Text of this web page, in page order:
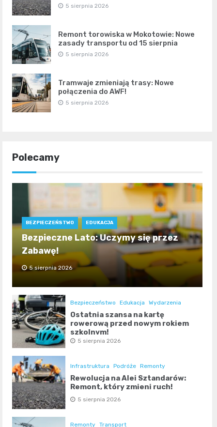
5 sierpnia 2026
Remont torowiska w Mokotowie: Nowe
zasady transportu od 15 sierpnia
5 sierpnia 2026
Tramwaje zmieniają trasy: Nowe
połączenia do AWF!
5 sierpnia 2026
Polecamy
BEZPIECZEŃSTWO EDUKACJA
Bezpieczne Lato: Uczymy się przez
Zabawę!
5 sierpnia 2026
Bezpieczeństwo Edukacja Wydarzenia
Ostatnia szansa na kartę
rowerową przed nowym rokiem
szkolnym!
5 sierpnia 2026
Infrastruktura Podróże Remonty
Rewolucja na Alei Sztandarów:
Remont, który zmieni ruch!
5 sierpnia 2026
Remonty Transport